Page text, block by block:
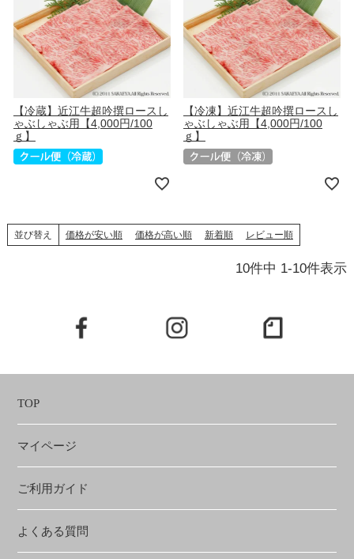
【冷蔵】近江牛超吟撰ロースし
ゃぶしゃぶ用【4,000円/100
ｇ】
【冷凍】近江牛超吟撰ロースし
ゃぶしゃぶ用【4,000円/100
ｇ】
並び替え 価格が安い順 価格が高い順 新着順 レビュー順
10件中 1-10件表示
TOP
マイページ
ご利用ガイド
よくある質問